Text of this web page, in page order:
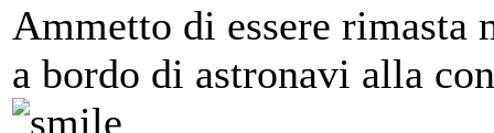
Ammetto di essere rimasta
a bordo di astronavi alla